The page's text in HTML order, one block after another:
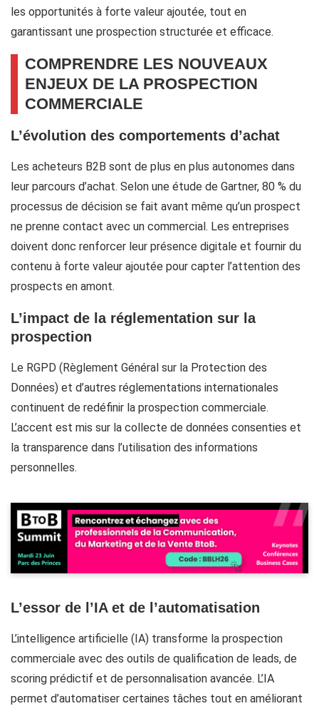
les opportunités à forte valeur ajoutée, tout en
garantissant une prospection structurée et efficace.
COMPRENDRE LES NOUVEAUX
ENJEUX DE LA PROSPECTION
COMMERCIALE
L’évolution des comportements d’achat
Les acheteurs B2B sont de plus en plus autonomes dans
leur parcours d’achat. Selon une étude de Gartner, 80 % du
processus de décision se fait avant même qu’un prospect
ne prenne contact avec un commercial. Les entreprises
doivent donc renforcer leur présence digitale et fournir du
contenu à forte valeur ajoutée pour capter l’attention des
prospects en amont.
L’impact de la réglementation sur la
prospection
Le RGPD (Règlement Général sur la Protection des
Données) et d’autres réglementations internationales
continuent de redéfinir la prospection commerciale.
L’accent est mis sur la collecte de données consenties et
la transparence dans l’utilisation des informations
personnelles.
L’essor de l’IA et de l’automatisation
L’intelligence artificielle (IA) transforme la prospection
commerciale avec des outils de qualification de leads, de
scoring prédictif et de personnalisation avancée. L’IA
permet d’automatiser certaines tâches tout en améliorant